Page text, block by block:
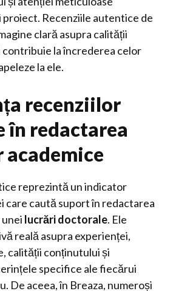
Recenziile autentice de
clară asupra calității
contribuie la încrederea celor
la ele.
recenziilor
în redactarea
reprezintă un indicator
care caută suport în redactarea
unei lucrări doctorale. Ele
reală asupra experienței,
calității conținutului și
specifice ale fiecărui
De aceea, în Breaza, numeroși